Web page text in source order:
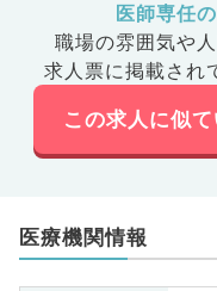
医師専任
職場の雰囲気や人
求人票に掲載され
この求人に似
医療機関情報